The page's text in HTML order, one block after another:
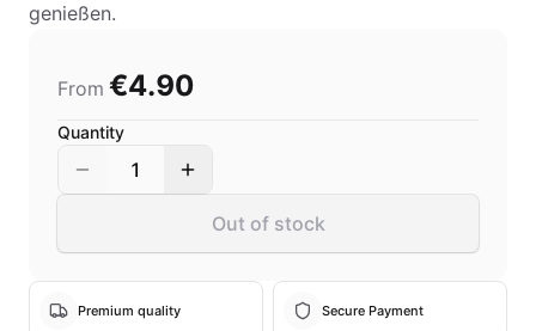
genießen.
From €4.90
Quantity
1
Out of stock
Premium quality Secure Payment